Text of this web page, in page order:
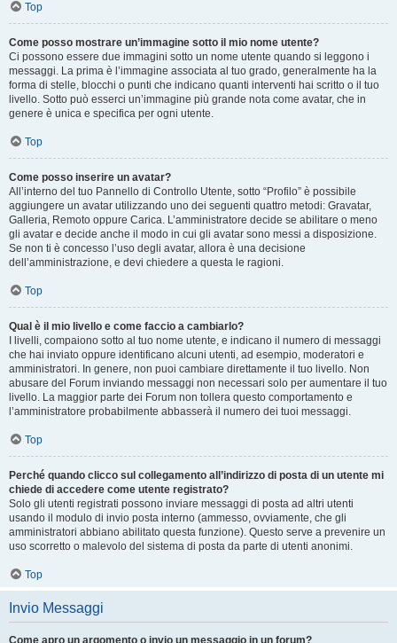
Top
Come posso mostrare un’immagine sotto il mio nome utente?
Ci possono essere due immagini sotto un nome utente quando si leggono i
messaggi. La prima è l’immagine associata al tuo grado, generalmente ha la
forma di stelle, blocchi o punti che indicano quanti interventi hai scritto o il tuo
livello. Sotto può esserci un’immagine più grande nota come avatar, che in
genere è unica e specifica per ogni utente.
Top
Come posso inserire un avatar?
All’interno del tuo Pannello di Controllo Utente, sotto “Profilo” è possibile
aggiungere un avatar utilizzando uno dei seguenti quattro metodi: Gravatar,
Galleria, Remoto oppure Carica. L’amministratore decide se abilitare o meno
gli avatar e decide anche il modo in cui gli avatar sono messi a disposizione.
Se non ti è concesso l’uso degli avatar, allora è una decisione
dell’amministrazione, e devi chiedere a questa le ragioni.
Top
Qual è il mio livello e come faccio a cambiarlo?
I livelli, compaiono sotto al tuo nome utente, e indicano il numero di messaggi
che hai inviato oppure identificano alcuni utenti, ad esempio, moderatori e
amministratori. In genere, non puoi cambiare direttamente il tuo livello. Non
abusare del Forum inviando messaggi non necessari solo per aumentare il tuo
livello. La maggior parte dei Forum non tollera questo comportamento e
l’amministratore probabilmente abbasserà il numero dei tuoi messaggi.
Top
Perché quando clicco sul collegamento all’indirizzo di posta di un utente mi
chiede di accedere come utente registrato?
Solo gli utenti registrati possono inviare messaggi di posta ad altri utenti
usando il modulo di invio posta interno (ammesso, ovviamente, che gli
amministratori abbiano abilitato questa funzione). Questo serve a prevenire un
uso scorretto o malevolo del sistema di posta da parte di utenti anonimi.
Top
Invio Messaggi
Come apro un argomento o invio un messaggio in un forum?